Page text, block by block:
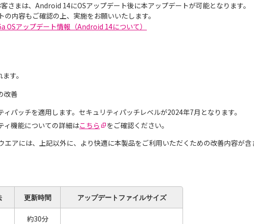
さまは、Android 14にOSアップデート後に本アップデートが可能となります。
の内容もご確認の上、実施をお願いいたします。
OSアップデート情報（Android 14について）
す。
改善
パッチを適用します。セキュリティパッチレベルが2024年7月となります。
機能についての詳細はこちら
をご確認ください。
エアには、上記以外に、より快適に本製品をご利用いただくための改善内容が含
更新時間 アップデート ファイルサイズ
約30分